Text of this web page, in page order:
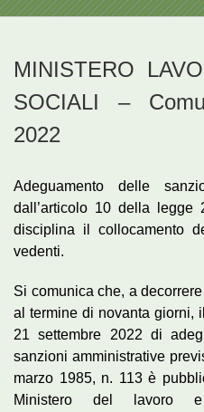
MINISTERO
SOCIALI –
2022
Adeguamento delle
dall’articolo 10 della
disciplina il collocamento
vedenti.
Si comunica che, a
al termine di novanta giorni,
21 settembre 2022 di
sanzioni amministrative
marzo 1985, n. 113 è
Ministero del lavoro